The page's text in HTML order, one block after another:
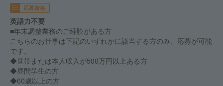
応募資格
英語力不要
■年末調整業務のご経験がある方
こちらのお仕事は下記のいずれかに該当する方のみ、応募が可能
です。
◆世帯または本人収入が500万円以上ある方
◆昼間学生の方
◆60歳以上の方